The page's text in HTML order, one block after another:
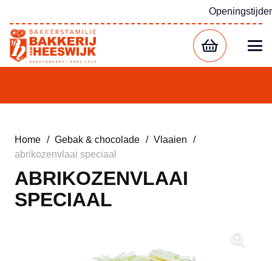
Home / Gebak & chocolade / Vlaaien
/
abrikozenvlaai speciaal
ABRIKOZENVLAAI
SPECIAAL